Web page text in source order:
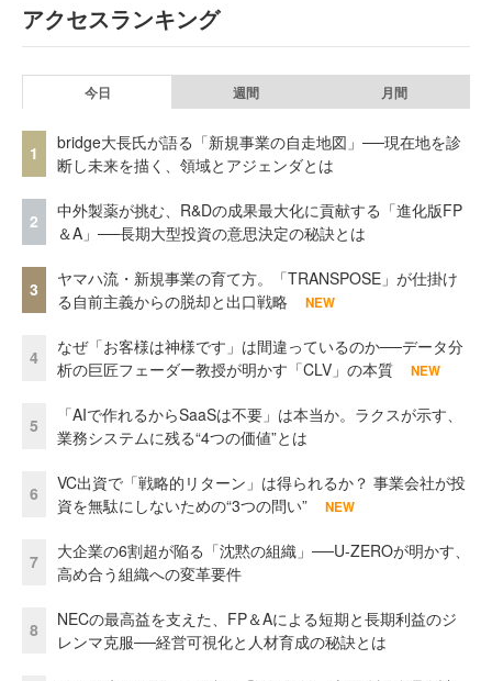
アクセスランキング
今日 週間 月間
1
bridge大長氏が語る「新規事業の自走地図」──現在地を診
断し未来を描く、領域とアジェンダとは
2
中外製薬が挑む、R&Dの成果最大化に貢献する「進化版FP
＆A」──長期大型投資の意思決定の秘訣とは
3
ヤマハ流・新規事業の育て方。「TRANSPOSE」が仕掛け
る自前主義からの脱却と出口戦略
NEW
4
なぜ「お客様は神様です」は間違っているのか──データ分
析の巨匠フェーダー教授が明かす「CLV」の本質
NEW
5
「AIで作れるからSaaSは不要」は本当か。ラクスが示す、
業務システムに残る“4つの価値”とは
6
VC出資で「戦略的リターン」は得られるか？ 事業会社が投
資を無駄にしないための“3つの問い”
NEW
7
大企業の6割超が陥る「沈黙の組織」──U-ZEROが明かす、
高め合う組織への変革要件
8
NECの最高益を支えた、FP＆Aによる短期と長期利益のジ
レンマ克服──経営可視化と人材育成の秘訣とは